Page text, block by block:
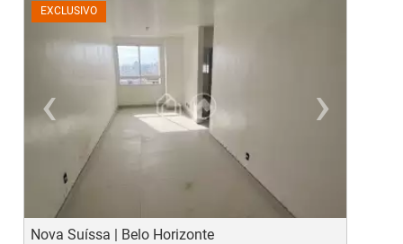
EXCLUSIVO
‹
Previous
›
Nova Suíssa | Belo Horizonte